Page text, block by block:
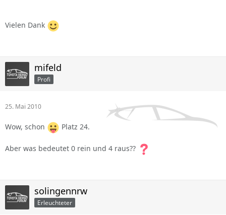
Vielen Dank
mifeld
Profi
25. Mai 2010
Wow, schon Platz 24.
Aber was bedeutet 0 rein und 4 raus??
solingennrw
Erleuchteter